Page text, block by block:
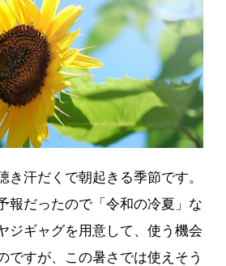
き汗だくで朝起きる季節です。
報だったので「令和の冷夏」な
ジギャグを用意して、使う機会
ですが、この暑さでは使えそう